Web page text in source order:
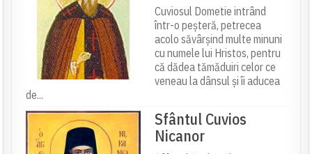
Cuviosul Dometie intrând
într-o peșteră, petrecea
acolo săvârșind multe minuni
cu numele lui Hristos, pentru
că dădea tămăduiri celor ce
veneau la dânsul și îi aducea
de...
Sfântul Cuvios
Nicanor